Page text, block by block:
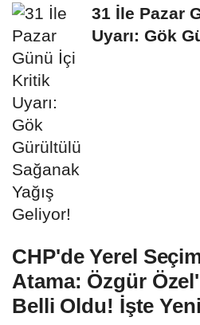
31 İle Pazar
Uyarı: Gök
CHP'de Yerel
Atama: Özgür
Belli Oldu! İşte